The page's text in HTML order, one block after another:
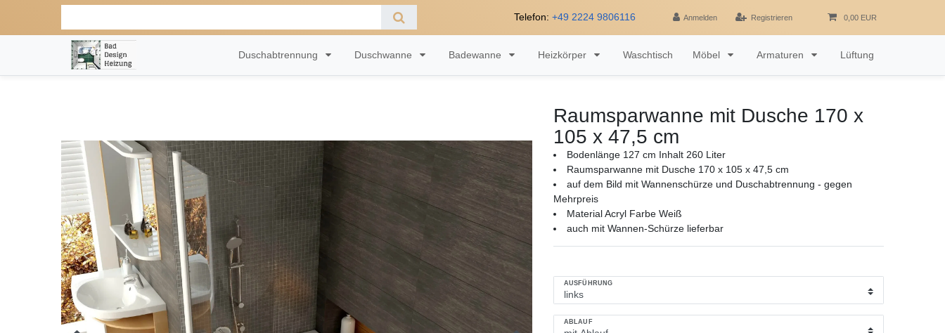
Telefon: +49 2224 9806116 Anmelden Registrieren 0,00 EUR
Duschabtrennung Duschwanne Badewanne Heizkörper Waschtisch Möbel Armaturen Lüftung
Raumsparwanne mit Dusche 170 x
105 x 47,5 cm
Bodenlänge 127 cm Inhalt 260 Liter
Raumsparwanne mit Dusche 170 x 105 x 47,5 cm
auf dem Bild mit Wannenschürze und Duschabtrennung - gegen
Mehrpreis
Material Acryl Farbe Weiß
auch mit Wannen-Schürze lieferbar
AUSFÜHRUNG
ABLAUF